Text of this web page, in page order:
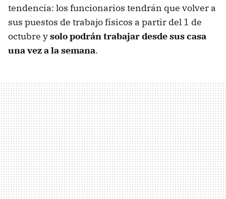
tendencia: los funcionarios tendrán que volver a
sus puestos de trabajo físicos a partir del 1 de
octubre ysolo podrán trabajar desde sus casa
una vez a la semana.